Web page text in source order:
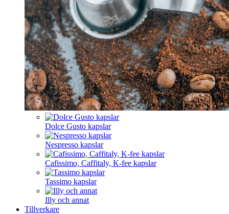
Dolce Gusto kapslar
Nespresso kapslar
Cafissimo, Caffitaly, K-fee kapslar
Tassimo kapslar
Illy och annat
Tillverkare